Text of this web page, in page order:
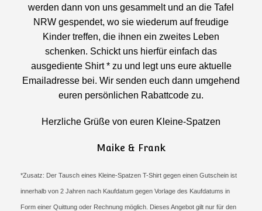
werden dann von uns gesammelt und an die Tafel
NRW gespendet, wo sie wiederum auf freudige
Kinder treffen, die ihnen ein zweites Leben
schenken. Schickt uns hierfür einfach das
ausgediente Shirt * zu und legt uns eure aktuelle
Emailadresse bei. Wir senden euch dann umgehend
euren persönlichen Rabattcode zu.
Herzliche Grüße von euren Kleine-Spatzen
Maike & Frank
*Zusatz: Der Tausch eines Kleine-Spatzen T-Shirt gegen einen Gutschein ist
innerhalb von 2 Jahren nach Kaufdatum gegen Vorlage des Kaufdatums in
Form einer Quittung oder Rechnung möglich. Dieses Angebot gilt nur für den